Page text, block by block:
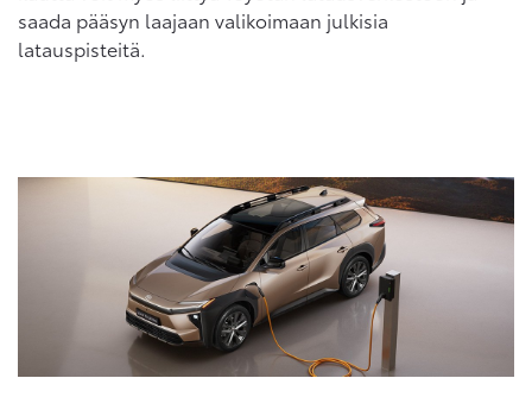
saada pääsyn laajaan valikoimaan julkisia
latauspisteitä.